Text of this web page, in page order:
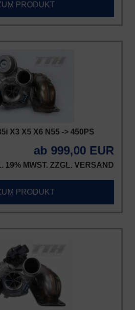
PRODUKT
X3 X5 X6 N55 -> 450PS
ab 999,00 EUR
19% MWST. ZZGL. VERSAND
PRODUKT